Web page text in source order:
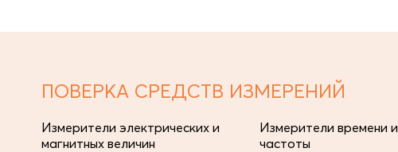
ПОВЕРКА СРЕДСТВ ИЗМЕРЕНИЙ
Измерители электрических и
магнитных величин
Измерители времени и
частоты